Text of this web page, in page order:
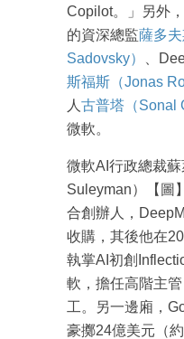
Copilot。」另外
的資深總監薩多
Sadovsky）
、
斯福斯（Jonas
人 古普塔（Sonal
微軟。
微軟AI行政總裁
Suleyman）【圖
合創辦人，
收購，其後他在
執掌AI初創
軟，擔任高階主
工。另一邊廂，
豪擲24億美元（